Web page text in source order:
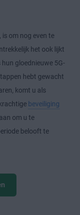
is om nog even te
het ook lijkt
hun gloednieuwe 5G-
hebt gewacht
komt u als
beveiliging
om u te
belooft te